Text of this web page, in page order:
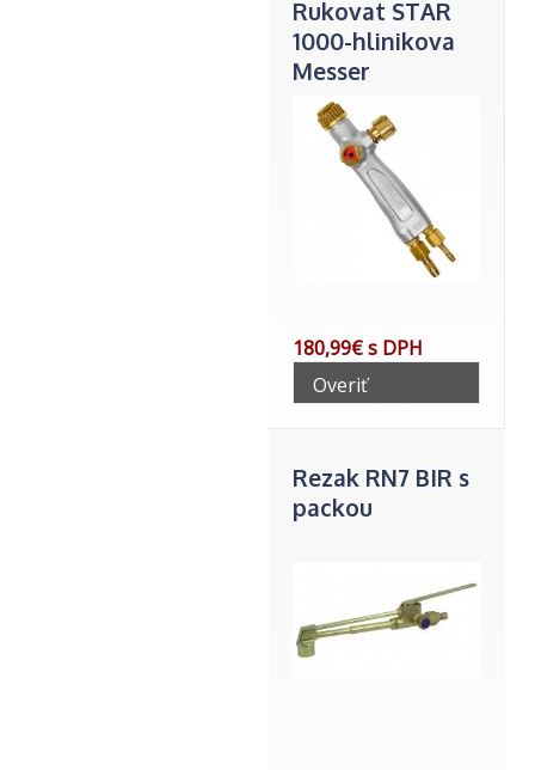
Rukovat STAR
1000-hlinikova
Messer
71605994
180,99€ s DPH
Overiť
telefonicky
Rezak RN7 BIR s
packou